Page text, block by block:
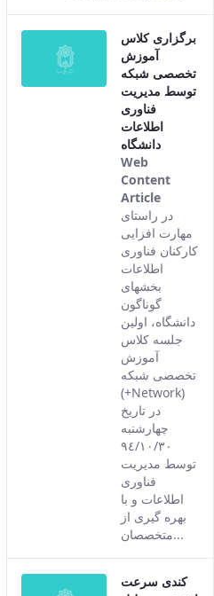
برگزاری کلاس
آموزش
تخصصی شبکه
توسط مدیریت
فناوری
اطلاعات
دانشگاه
Web
Content
Article
result
comes
from
version
of this
در راستای
مهارت افزایی
کارکنان فناوری
اطلاعات
بخشهای
گوناگون
دانشگاه، اولین
جلسه کلاس
آموزش
تخصصی شبکه
(+Network)
در تاریخ
چهارشنبه
٩٤/١٠/٣٠
توسط مدیریت
فناوری
اطلاعات و با
بهره گیری از
متخصصان...
کندی سرعت